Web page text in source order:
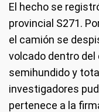
El hecho se
provincial S271.
el camión se
volcado dentro del
semihundido y
investigadores
pertenece a la